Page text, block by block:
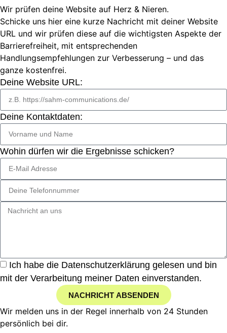
Wir prüfen deine Website auf Herz & Nieren.
Schicke uns hier eine kurze Nachricht mit deiner Website
URL und wir prüfen diese auf die wichtigsten Aspekte der
Barrierefreiheit, mit entsprechenden
Handlungsempfehlungen zur Verbesserung – und das
ganze kostenfrei.
Deine Website URL:
Deine Kontaktdaten:
Wohin dürfen wir die Ergebnisse schicken?
Ich habe die Datenschutzerklärung gelesen und bin
mit der Verarbeitung meiner Daten einverstanden.
NACHRICHT ABSENDEN
Wir melden uns in der Regel innerhalb von 24 Stunden
persönlich bei dir.